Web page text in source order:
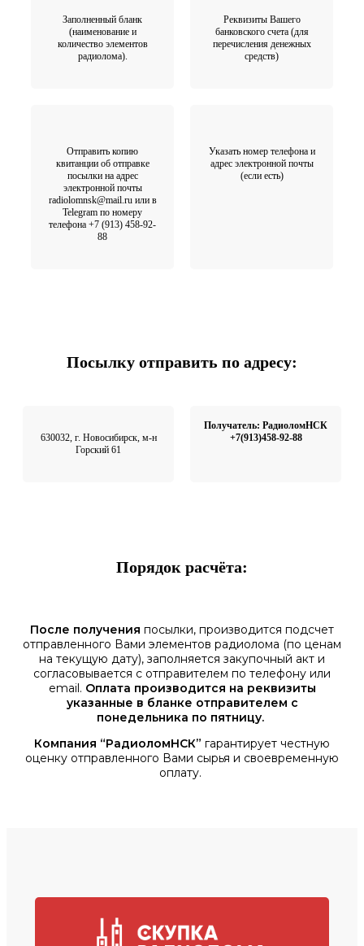
Заполненный бланк
(наименование и
количество элементов
радиолома).
Реквизиты Вашего
банковского счета (для
перечисления денежных
средств)
Отправить копию
квитанции об отправке
посылки на адрес
электронной почты
radiolomnsk@mail.ru или в
Telegram по номеру
телефона +7 (913) 458-92-
88
Указать номер телефона и
адрес электронной почты
(если есть)
Посылку отправить по адресу:
630032, г. Новосибирск, м-н
Горский 61
Получатель: РадиоломНСК
+7(913)458-92-88
Порядок расчёта:
После получения посылки, производится подсчет
отправленного Вами элементов радиолома (по ценам
на текущую дату), заполняется закупочный акт и
согласовывается с отправителем по телефону или
email. Оплата производится на реквизиты
указанные в бланке отправителем с
понедельника по пятницу.
Компания “РадиоломНСК” гарантирует честную
оценку отправленного Вами сырья и своевременную
оплату.